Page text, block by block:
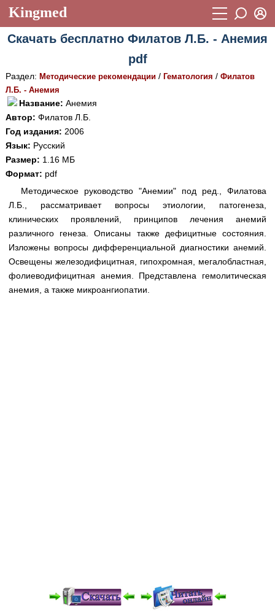
Kingmed
Учебный материал
Фотогалерея
Истории болезней
Лекции и презентации
Аккредитационные тесты
Методические рекомендации
Научно-популярное
Статьи
Новости
Медицинская стандартизация
Пароль
Восстановить пароль
Регистрация
Скачать бесплатно Филатов Л.Б. - Анемия
pdf
Раздел: Методические рекомендации/ Гематология / Филатов
Л.Б. - Анемия
Название: Анемия
Автор: Филатов Л.Б.
Год издания: 2006
Язык: Русский
Размер: 1.16 МБ
Формат: pdf
Методическое руководство "Анемии" под ред., Филатова
Л.Б., рассматривает вопросы этиологии, патогенеза,
клинических проявлений, принципов лечения анемий
различного генеза. Описаны также дефицитные состояния.
Изложены вопросы дифференциальной диагностики анемий.
Освещены железодифицитная, гипохромная, мегалобластная,
фолиеводифицитная анемия. Представлена гемолитическая
анемия, а также микроангиопатии.